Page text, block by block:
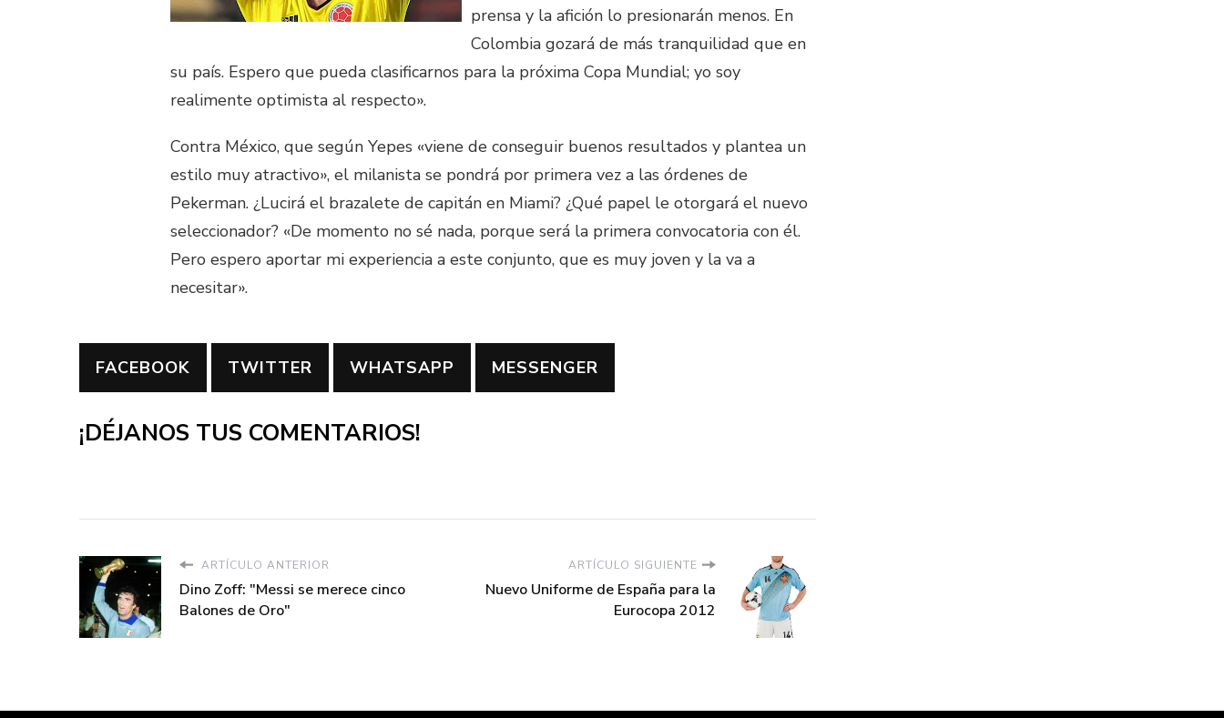
prensa y la afición lo presionarán menos. En
Colombia gozará de más tranquilidad que en
su país. Espero que pueda clasificarnos para la próxima Copa Mundial; yo soy
realimente optimista al respecto».
Contra México, que según Yepes «viene de conseguir buenos resultados y plantea un
estilo muy atractivo», el milanista se pondrá por primera vez a las órdenes de
Pekerman. ¿Lucirá el brazalete de capitán en Miami? ¿Qué papel le otorgará el nuevo
seleccionador? «De momento no sé nada, porque será la primera convocatoria con él.
Pero espero aportar mi experiencia a este conjunto, que es muy joven y la va a
necesitar».
FACEBOOK TWITTER WHATSAPP MESSENGER
¡DÉJANOS TUS COMENTARIOS!
ARTÍCULO ANTERIOR
Dino Zoff: "Messi se merece cinco
Balones de Oro"
ARTÍCULO SIGUIENTE
Nuevo Uniforme de España para la
Eurocopa 2012